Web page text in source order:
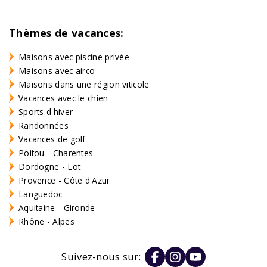
Thèmes de vacances:
Maisons avec piscine privée
Maisons avec airco
Maisons dans une région viticole
Vacances avec le chien
Sports d'hiver
Randonnées
Vacances de golf
Poitou - Charentes
Dordogne - Lot
Provence - Côte d'Azur
Languedoc
Aquitaine - Gironde
Rhône - Alpes
Suivez-nous sur: